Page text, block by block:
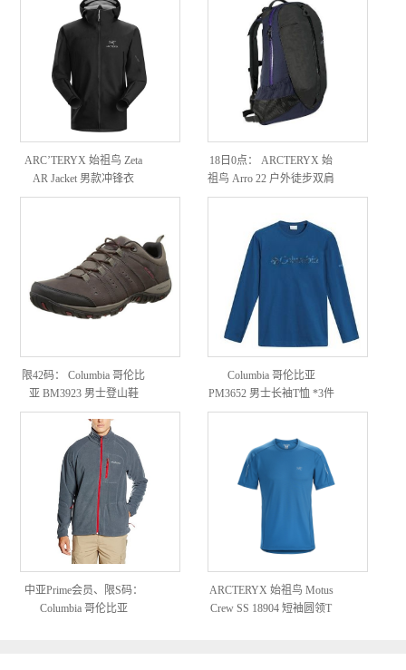
ARC’TERYX 始祖鸟 Zeta
AR Jacket 男款冲锋衣
18日0点： ARCTERYX 始
祖鸟 Arro 22 户外徒步双肩
背包 22L
限42码： Columbia 哥伦比
亚 BM3923 男士登山鞋
Columbia 哥伦比亚
PM3652 男士长袖T恤 *3件
中亚Prime会员、限S码：
Columbia 哥伦比亚
ARCTERYX 始祖鸟 Motus
Crew SS 18904 短袖圆领T